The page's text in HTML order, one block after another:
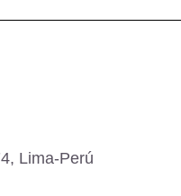
Lima-Perú